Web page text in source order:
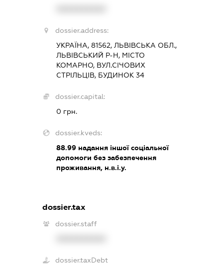
dossier.address:
УКРАЇНА, 81562, ЛЬВІВСЬКА ОБЛ.,
ЛЬВІВСЬКИЙ Р-Н, МІСТО
КОМАРНО, ВУЛ.СІЧОВИХ
СТРІЛЬЦІВ, БУДИНОК 34
dossier.capital:
0 грн.
dossier.kveds:
88.99надання іншої соціальної
допомоги без забезпечення
проживання, н.в.і.у.
dossier.tax
dossier.staff
dossier.taxDebt